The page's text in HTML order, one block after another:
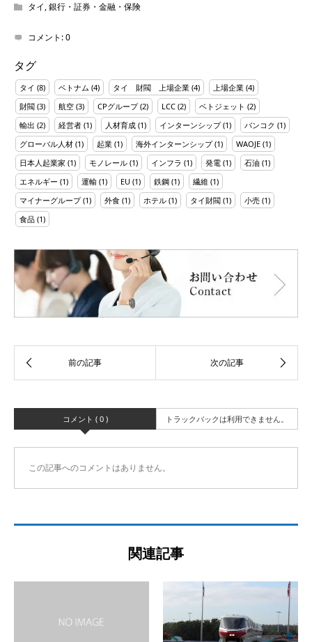
タイ,銀行・証券・金融・保険
コメント:0
タグ
タイ (8) ベトナム (4) タイ 財閥 上場企業 (4) 上場企業 (4)
財閥 (3) 航空 (3) CPグループ(2) LCC (2) ベトジェット (2)
輸出 (2) 経営者 (1) 人材育成 (1) インターンシップ(1) バンコク (1)
グローバル人材 (1) 起業 (1) 海外インターンシップ(1) WAOJE (1)
日本人起業家 (1) モノレール (1) インフラ (1) 発電 (1) 石油 (1)
エネルギー (1) 運輸 (1) EU (1) 鉄鋼 (1) 繊維 (1)
マイナーグループ(1) 外食 (1) ホテル (1) タイ財閥 (1) 小売 (1)
食品 (1)
コメント ( 0 ) トラックバックは利用できません。
この記事へのコメントはありません。
関連記事